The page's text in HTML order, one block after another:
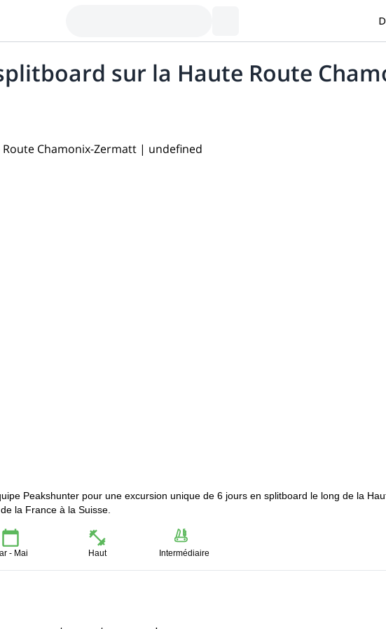
sur la Haute Route
Peakshunter pour une excursion unique de 6 jours en splitboard le long de la
la France à la Suisse.
- Mai Haut Intermédiaire